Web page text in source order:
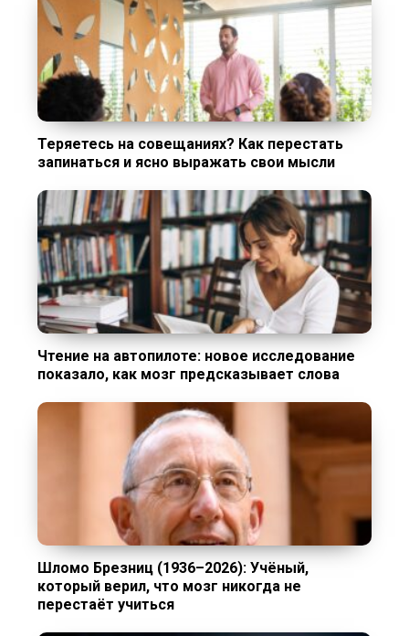
Теряетесь на совещаниях? Как перестать
запинаться и ясно выражать свои мысли
Чтение на автопилоте: новое исследование
показало, как мозг предсказывает слова
Шломо Брезниц (1936–2026): Учёный,
который верил, что мозг никогда не
перестаёт учиться